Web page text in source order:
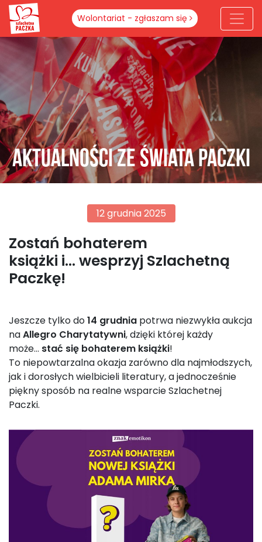
Wolontariat - zgłaszam się
Aktualności ze świata paczki
12 grudnia 2025
Zostań bohaterem
książki i… wesprzyj Szlachetną
Paczkę!
Jeszcze tylko do14 grudnia potrwa niezwykła aukcja
naAllegro Charytatywni, dzięki której każdy
może… stać się bohaterem książki!
To niepowtarzalna okazja zarówno dla najmłodszych,
jak i dorosłych wielbicieli literatury, a jednocześnie
piękny sposób na realne wsparcie Szlachetnej
Paczki.